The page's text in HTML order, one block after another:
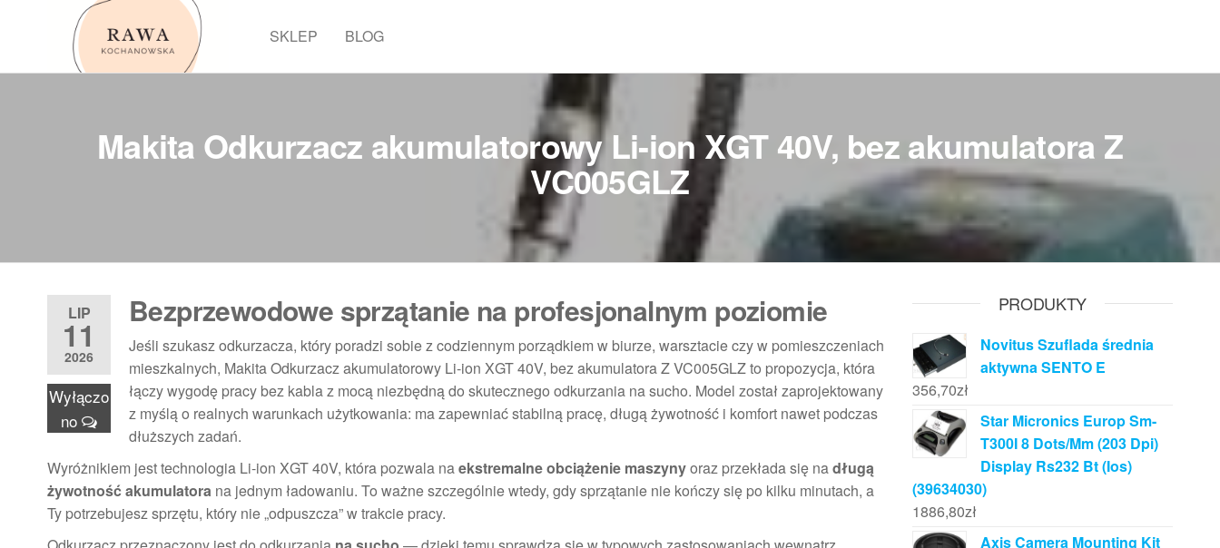
SKLEP BLOG
Makita Odkurzacz akumulatorowy Li-ion XGT 40V, bez akumulatora Z
VC005GLZ
LIP
11
2026
Wyłączo
no
Bezprzewodowe sprzątanie na profesjonalnym poziomie
Jeśli szukasz odkurzacza, który poradzi sobie z codziennym porządkiem w biurze, warsztacie czy w pomieszczeniach
mieszkalnych, Makita Odkurzacz akumulatorowy Li-ion XGT 40V, bez akumulatora Z VC005GLZ to propozycja, która
łączy wygodę pracy bez kabla z mocą niezbędną do skutecznego odkurzania na sucho. Model został zaprojektowany
z myślą o realnych warunkach użytkowania: ma zapewniać stabilną pracę, długą żywotność i komfort nawet podczas
dłuższych zadań.
Wyróżnikiem jest technologia Li-ion XGT 40V, która pozwala naekstremalne obciążenie maszynyoraz przekłada się nadługą
żywotność akumulatora na jednym ładowaniu. To ważne szczególnie wtedy, gdy sprzątanie nie kończy się po kilku minutach, a
Ty potrzebujesz sprzętu, który nie „odpuszcza” w trakcie pracy.
PRODUKTY
Novitus Szuflada średnia
aktywna SENTO E
356,70zł
Star Micronics Europ Sm-
T300I 8 Dots/Mm (203 Dpi)
Display Rs232 Bt (Ios)
(39634030)
1886,80zł
Axis Camera Mounting Kit